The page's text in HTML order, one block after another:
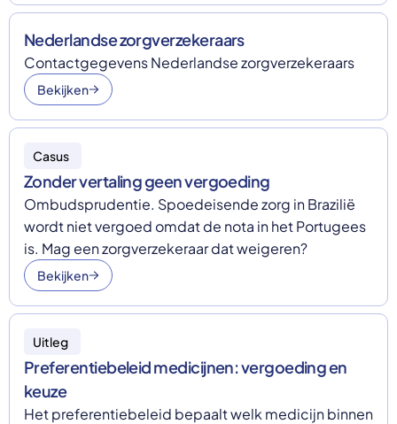
Nederlandse zorgverzekeraars
Contactgegevens Nederlandse zorgverzekeraars
Bekijken
Casus
Zonder vertaling geen vergoeding
Ombudsprudentie. Spoedeisende zorg in Brazilië
wordt niet vergoed omdat de nota in het Portugees
is. Mag een zorgverzekeraar dat weigeren?
Bekijken
Uitleg
Preferentiebeleid medicijnen: vergoeding en
keuze
Het preferentiebeleid bepaalt welk medicijn binnen